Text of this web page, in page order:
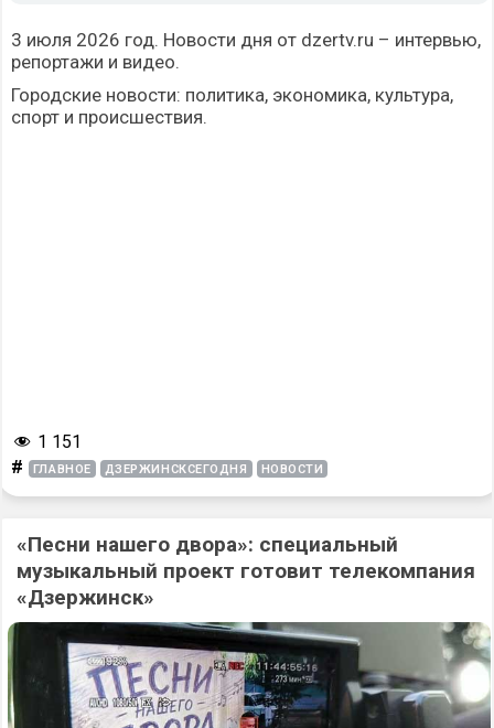
3 июля 2026 год. Новости дня от dzertv.ru – интервью,
репортажи и видео.
Городские новости: политика, экономика, культура,
спорт и происшествия.
1 151
# ГЛАВНОЕ ДЗЕРЖИНСКСЕГОДНЯ НОВОСТИ
«Песни нашего двора»: специальный
музыкальный проект готовит телекомпания
«Дзержинск»